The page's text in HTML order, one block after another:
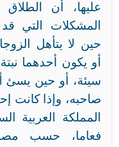
عليها، أن الطلاق
المشكلات التي
حين لا يتأهل
أو يكون أحدهما
سيئة، أو حين يسئ
صاحبه، وإذا كانت
المملكة العربية
فعاما، حسب